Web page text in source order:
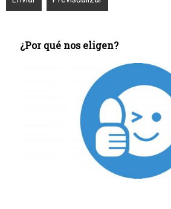
¿Por qué nos eligen?